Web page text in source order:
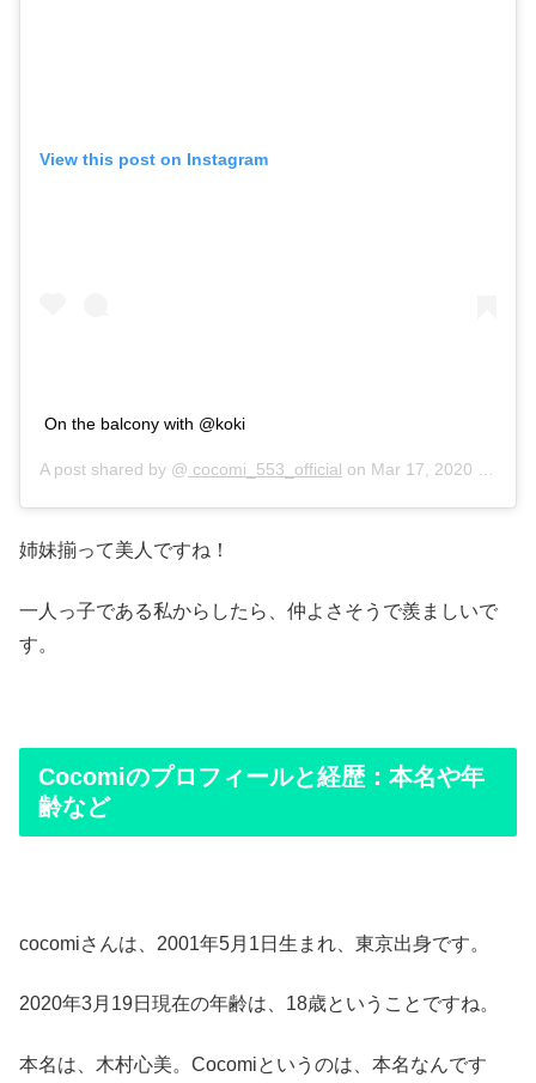
View this post on Instagram
On the balcony with @koki
A post shared by @ cocomi_553_official on Mar 17, 2020 at 9:09pm PDT
姉妹揃って美人ですね！
一人っ子である私からしたら、仲よさそうで羨ましいで
す。
Cocomiのプロフィールと経歴：本名や年
齢など
cocomiさんは、2001年5月1日生まれ、東京出身です。
2020年3月19日現在の年齢は、18歳ということですね。
本名は、木村心美。Cocomiというのは、本名なんです